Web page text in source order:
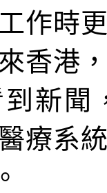
作時
香港
新聞
療系